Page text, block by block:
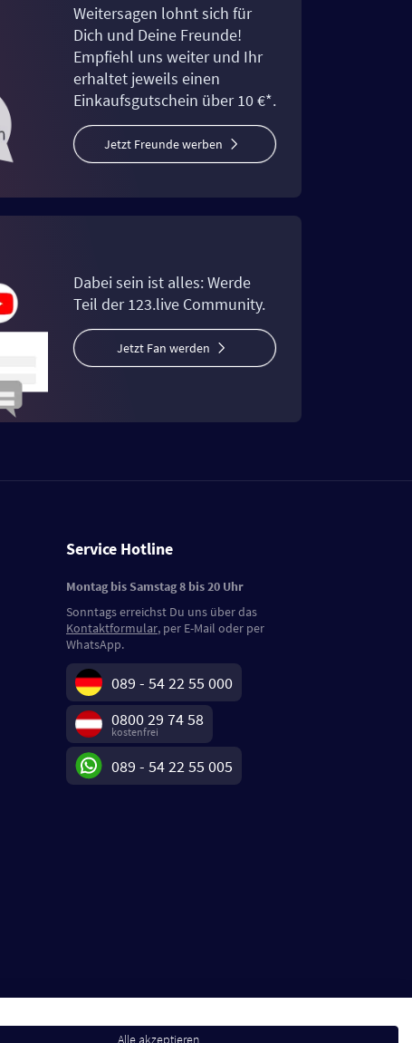
Weitersagen lohnt sich für
Dich und Deine Freunde!
Empfiehl uns weiter und Ihr
erhaltet jeweils einen
Einkaufsgutschein über 10 €*.
Jetzt Freunde werben
Dabei sein ist alles: Werde
Teil der 123.live Community.
Jetzt Fan werden
Service Hotline
Montag bis Samstag 8 bis 20 Uhr
Sonntags erreichst Du uns über das
Kontaktformular, per E-Mail oder per
WhatsApp.
089 - 54 22 55 000
0800 29 74 58
kostenfrei
089 - 54 22 55 005
Alle akzeptieren